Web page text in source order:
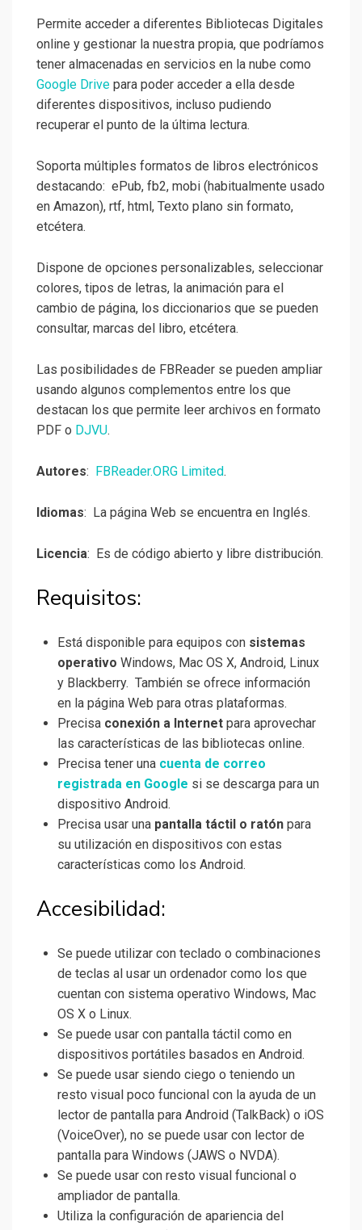
Permite acceder a diferentes Bibliotecas Digitales
online y gestionar la nuestra propia, que podríamos
tener almacenadas en servicios en la nube como
Google Drive para poder acceder a ella desde
diferentes dispositivos, incluso pudiendo
recuperar el punto de la última lectura.
Soporta múltiples formatos de libros electrónicos
destacando: ePub, fb2, mobi (habitualmente usado
en Amazon), rtf, html, Texto plano sin formato,
etcétera.
Dispone de opciones personalizables, seleccionar
colores, tipos de letras, la animación para el
cambio de página, los diccionarios que se pueden
consultar, marcas del libro, etcétera.
Las posibilidades de FBReader se pueden ampliar
usando algunos complementos entre los que
destacan los que permite leer archivos en formato
PDF o DJVU.
Autores: FBReader.ORG Limited.
Idiomas: La página Web se encuentra en Inglés.
Licencia: Es de código abierto y libre distribución.
Requisitos:
Está disponible para equipos con sistemas
operativo Windows, Mac OS X, Android, Linux
y Blackberry. También se ofrece información
en la página Web para otras plataformas.
Precisa conexión a Internet para aprovechar
las características de las bibliotecas online.
Precisa tener una cuenta de correo
registrada en Google si se descarga para un
dispositivo Android.
Precisa usar una pantalla táctil o ratón para
su utilización en dispositivos con estas
características como los Android.
Accesibilidad:
Se puede utilizar con teclado o combinaciones
de teclas al usar un ordenador como los que
cuentan con sistema operativo Windows, Mac
OS X o Linux.
Se puede usar con pantalla táctil como en
dispositivos portátiles basados en Android.
Se puede usar siendo ciego o teniendo un
resto visual poco funcional con la ayuda de un
lector de pantalla para Android (TalkBack) o iOS
(VoiceOver), no se puede usar con lector de
pantalla para Windows (JAWS o NVDA).
Se puede usar con resto visual funcional o
ampliador de pantalla.
Utiliza la configuración de apariencia del